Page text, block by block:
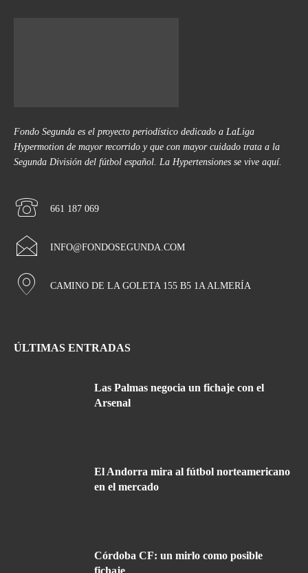
Fondo Segunda es el proyecto periodístico dedicado a LaLiga
Hypermotion de mayor recorrido y que con mayor cuidado trata a la
Segunda División del fútbol español. La Hypertensiones se vive aquí.
661 187 069
INFO@FONDOSEGUNDA.COM
CAMINO DE LA GOLETA 155 B5 1A ALMERÍA
ÚLTIMAS ENTRADAS
Las Palmas negocia un fichaje con el
Arsenal
El Andorra mira al fútbol norteamericano
en el mercado
Córdoba CF: un mirlo como posible
fichaje